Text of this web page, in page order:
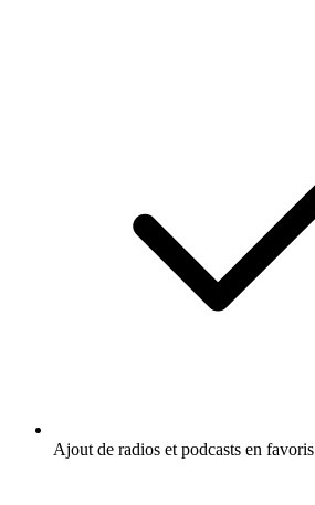
Ajout de radios et podcasts en favoris